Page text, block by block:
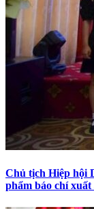
Chủ tịch Hiệp hội
phẩm báo chí xuất